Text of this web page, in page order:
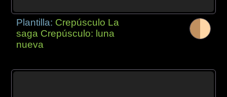
Plantilla: Crepúsculo La
saga Crepúsculo: luna
nueva